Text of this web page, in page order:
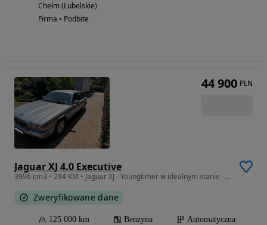
Chełm (Lubelskie)
Firma • Podbite
Jaguar XJ 4.0 Executive
3996 cm3 • 284 KM • Jaguar XJ - Youngtimer w idealnym stanie - OKAZJA
Zweryfikowane dane
125 000 km Benzyna
Automatyczna
44 900 PLN